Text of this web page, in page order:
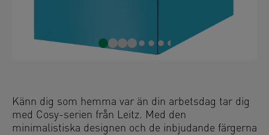
Känn dig som hemma var än din arbetsdag tar dig
med Cosy-serien från Leitz. Med den
minimalistiska designen och de inbjudande färgerna